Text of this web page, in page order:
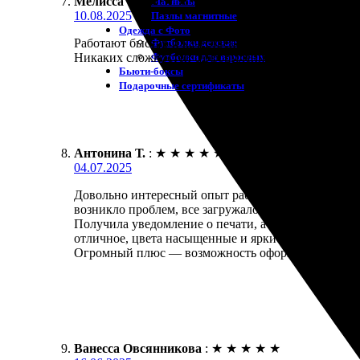
Пазлы магнитные
Одежда с Фото
Футболки детские
Футболки для взрослых
Бьюти-боксы
Подарочные сертификаты
10.08.2025
Работают быстро и качественно. Заказала
Никаких сложностей с оформлением, все понятно
Антонина Т. : ★ ★ ★ ★ ★
04.07.2025
Довольно интересный опыт работы с этой
возникло проблем, все загружалось быстро.
Получила уведомление о печати, а через неделю
отличное, цвета насыщенные и яркие, а сама книга
Огромный плюс — возможность оформления и
Ванесса Овсянникова : ★ ★ ★ ★ ★